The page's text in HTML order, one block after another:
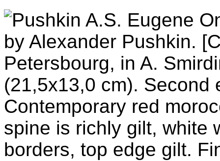
Pushkin A.S. Eugene
by Alexander Pushkin.
Petersbourg, in A.
(21,5х13,0 cm). Second
Contemporary red
spine is richly gilt, white
borders, top edge gilt.